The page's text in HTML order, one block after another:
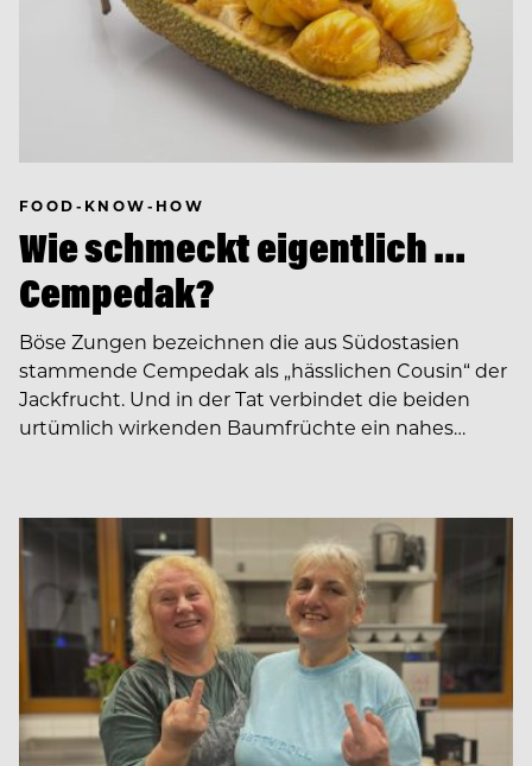
FOOD-KNOW-HOW
Wie schmeckt eigentlich …
Cempedak?
Böse Zungen bezeichnen die aus Südostasien
stammende Cempedak als „hässlichen Cousin“ der
Jackfrucht. Und in der Tat verbindet die beiden
urtümlich wirkenden Baumfrüchte ein nahes…